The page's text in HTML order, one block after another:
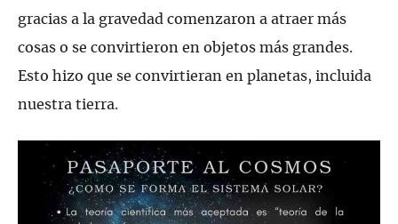
gracias a la gravedad comenzaron a atraer más
cosas o se convirtieron en objetos más grandes.
Esto hizo que se convirtieran en planetas, incluida
nuestra tierra.